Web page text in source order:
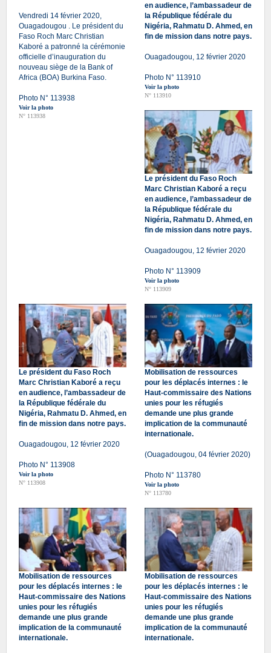
Vendredi 14 février 2020,
Ouagadougou . Le président du
Faso Roch Marc Christian
Kaboré a patronné la cérémonie
officielle d’inauguration du
nouveau siège de la Bank of
Africa (BOA) Burkina Faso.
Photo N° 113938
Voir la photo
N° 113938
en audience, l’ambassadeur de
la République fédérale du
Nigéria, Rahmatu D. Ahmed, en
fin de mission dans notre pays.
Ouagadougou, 12 février 2020
Photo N° 113910
Voir la photo
N° 113910
Le président du Faso Roch
Marc Christian Kaboré a reçu
en audience, l’ambassadeur de
la République fédérale du
Nigéria, Rahmatu D. Ahmed, en
fin de mission dans notre pays.
Ouagadougou, 12 février 2020
Photo N° 113909
Voir la photo
N° 113909
Le président du Faso Roch
Marc Christian Kaboré a reçu
en audience, l’ambassadeur de
la République fédérale du
Nigéria, Rahmatu D. Ahmed, en
fin de mission dans notre pays.
Ouagadougou, 12 février 2020
Photo N° 113908
Voir la photo
N° 113908
Mobilisation de ressources
pour les déplacés internes : le
Haut-commissaire des Nations
unies pour les réfugiés
demande une plus grande
implication de la communauté
internationale.
(Ouagadougou, 04 février 2020)
Photo N° 113780
Voir la photo
N° 113780
Mobilisation de ressources
pour les déplacés internes : le
Haut-commissaire des Nations
unies pour les réfugiés
demande une plus grande
implication de la communauté
internationale.
Mobilisation de ressources
pour les déplacés internes : le
Haut-commissaire des Nations
unies pour les réfugiés
demande une plus grande
implication de la communauté
internationale.